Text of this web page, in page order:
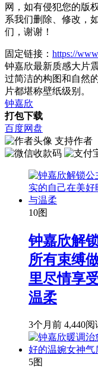
网，如有侵犯您的版
系我们删除、修改，
们，谢谢！
固定链接： https://
钟嘉欣最新质感大片
过简洁的构图和自然
片都堪称壁纸级别。
钟嘉欣
打包下载
百度网盘
支持作者
10图
钟嘉欣解
所有束缚
里尽情享
温柔
3个月前 4,440阅
5图